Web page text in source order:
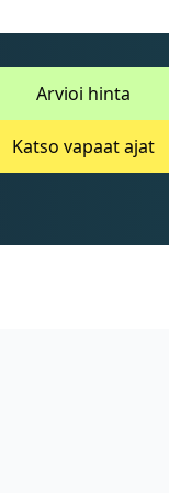
Arvioi hinta
Katso vapaat ajat